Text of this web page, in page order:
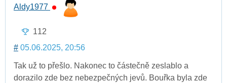
Aldy1977
112
# 05.06.2025, 20:56
Tak už to přešlo. Nakonec to částečně zeslablo a
dorazilo zde bez nebezpečných jevů. Bouřka byla zde